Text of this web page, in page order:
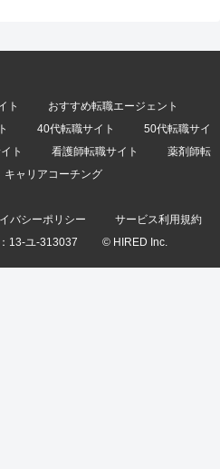
ト
おすすめ転職エージェント
40代転職サイト
50代転職サイ
ト 看護師転職サイト
薬剤師転
キャリアコーチング
バシーポリシー
サービス利用規約
13-ユ-313037 © HIRED Inc.